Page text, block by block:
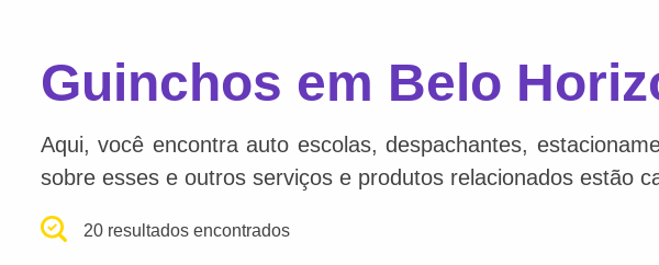
Guinchos em Belo
Aqui, você encontra auto escolas, despachantes,
sobre esses e outros serviços e produtos relacionados estão
20 resultados encontrados